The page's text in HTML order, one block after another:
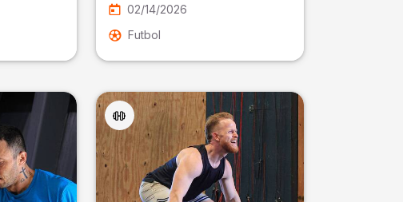
02/14/2026
Futbol